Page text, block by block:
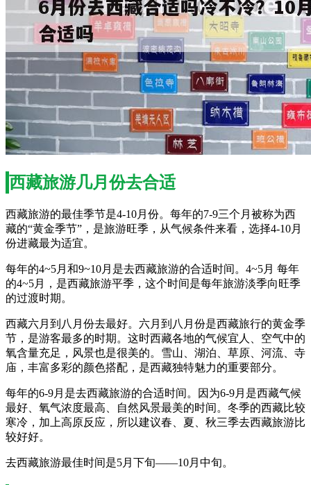
西藏旅游几月份去合适
西藏旅游的最佳季节是4-10月份。每年的7-9三个月被称为西
藏的“黄金季节”，是旅游旺季，从气候条件来看，选择4-10月
份进藏最为适宜。
每年的4~5月和9~10月是去西藏旅游的合适时间。4~5月 每年
的4~5月，是西藏旅游平季，这个时间是每年旅游淡季向旺季
的过渡时期。
西藏六月到八月份去最好。六月到八月份是西藏旅行的黄金季
节，是游客最多的时期。这时西藏各地的气候宜人、空气中的
氧含量充足，风景也是很美的。雪山、湖泊、草原、河流、寺
庙，丰富多彩的颜色搭配，是西藏独特魅力的重要部分。
每年的6-9月是去西藏旅游的合适时间。因为6-9月是西藏气候
最好、氧气浓度最高、自然风景最美的时间。冬季的西藏比较
寒冷，加上高原反应，所以建议春、夏、秋三季去西藏旅游比
较好好。
去西藏旅游最佳时间是5月下旬——10月中旬。